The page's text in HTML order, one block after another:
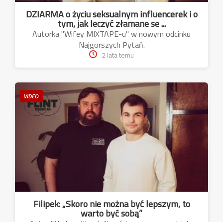
DZIARMA o życiu seksualnym influencerek i o
tym, jak leczyć złamane se ...
Autorka "Wifey MIXTAPE-u" w nowym odcinku
Najgorszych Pytań.
2 lata temu
VIDEO
Filipek: „Skoro nie można być lepszym, to
warto być sobą”